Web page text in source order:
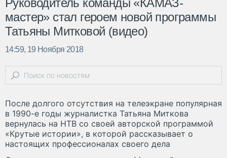
Руководитель команды «КАМАЗ-
мастер» стал героем новой программы
Татьяны Митковой (видео)
14:59, 19 Ноября 2018
После долгого отсутствия на телеэкране популярная
в 1990-е годы журналистка Татьяна Миткова
вернулась на НТВ со своей авторской программой
«Крутые истории», в которой рассказывает о
настоящих профессионалах своего дела